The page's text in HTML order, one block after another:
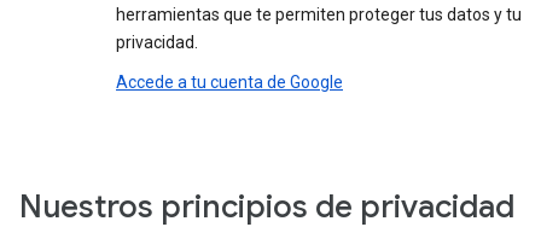
herramientas que te permiten proteger tus datos y tu
privacidad.
Accede a tu cuenta de Google
Nuestros principios de privacidad